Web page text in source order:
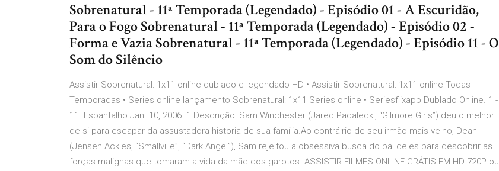
Sobrenatural - 11ª Temporada (Legendado) - Episódio 01 - A Escuridão,
Para o Fogo Sobrenatural - 11ª Temporada (Legendado) - Episódio 02 -
Forma e Vazia Sobrenatural - 11ª Temporada (Legendado) - Episódio 11 - O
Som do Silêncio
Assistir Sobrenatural: 1x11 online dublado e legendado HD • Assistir Sobrenatural: 1x11 online Todas
Temporadas • Series online lançamento Sobrenatural: 1x11 Series online • Seriesflixapp Dublado Online. 1 -
11. Espantalho Jan. 10, 2006. 1 Descrição: Sam Winchester (Jared Padalecki, “Gilmore Girls”) deu o melhor
de si para escapar da assustadora historia de sua famí­lia.Ao contrá¡rio de seu irmão mais velho, Dean
(Jensen Ackles, “Smallville”, “Dark Angel”), Sam rejeitou a obsessiva busca do pai deles para descobrir as
forças malignas que tomaram a vida da mãe dos garotos. ASSISTIR FILMES ONLINE GRÁTIS EM HD 720P ou